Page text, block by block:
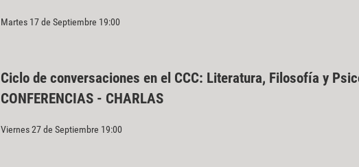
Martes 17 de Septiembre 19:00
Ciclo de conversaciones en el CCC: Literatura, Filosofía y
CONFERENCIAS - CHARLAS
Viernes 27 de Septiembre 19:00